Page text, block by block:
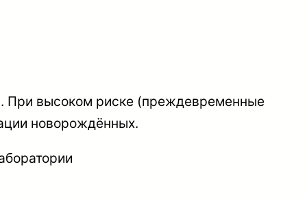
При высоком риске (преждевременные
новорождённых.